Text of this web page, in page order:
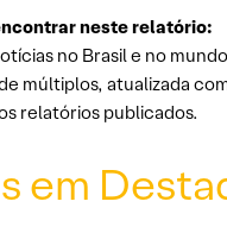
neste relatório:
no Brasil e no
múltiplos, atualizada
relatórios publicados.
em